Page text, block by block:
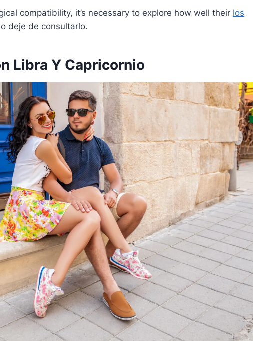
compatibility, it’s necessary to explore how well their los
deje de consultarlo.
Libra Y Capricornio